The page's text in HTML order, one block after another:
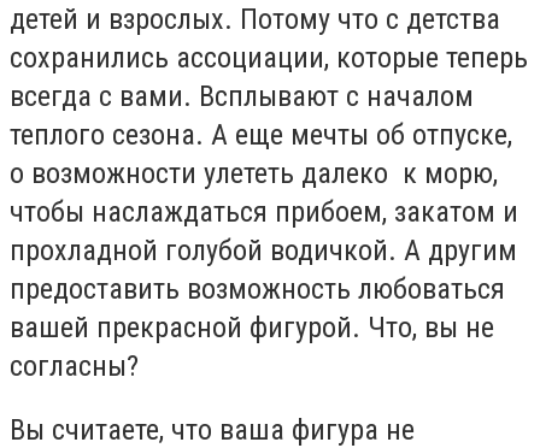
детей и взрослых. Потому что с детства
сохранились ассоциации, которые теперь
всегда с вами. Всплывают с началом
теплого сезона. А еще мечты об отпуске,
о возможности улететь далеко к морю,
чтобы наслаждаться прибоем, закатом и
прохладной голубой водичкой. А другим
предоставить возможность любоваться
вашей прекрасной фигурой. Что, вы не
согласны?
Вы считаете, что ваша фигура не